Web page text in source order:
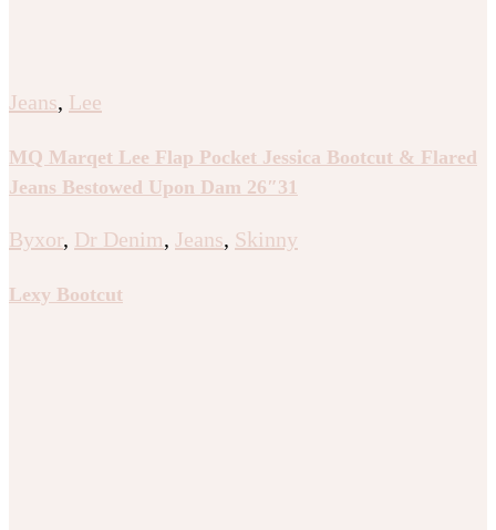
Jeans, Lee
MQ Marqet Lee Flap Pocket Jessica Bootcut & Flared
Jeans Bestowed Upon Dam 26″31
Byxor, Dr Denim, Jeans, Skinny
Lexy Bootcut